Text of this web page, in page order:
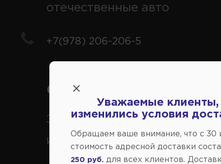
отечественные авто
+7(978) 206-206-5
Справочный центр:
Заказ шин, дисков,
иномарки
Уважаемые клиенты,
изменились условия
Обращаем ваше внимание, что c 30
стоимость адресной доставки
250 руб.
для всех клиентов.